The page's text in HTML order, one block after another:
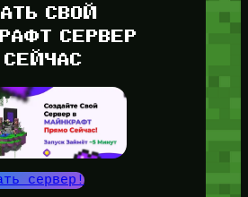
СВОЙ
СЕРВЕР
сервер!